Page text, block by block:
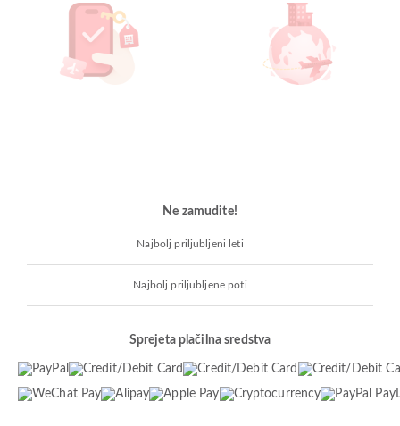
Ne zamudite!
Najbolj priljubljeni leti
Najbolj priljubljene poti
Sprejeta plačilna sredstva